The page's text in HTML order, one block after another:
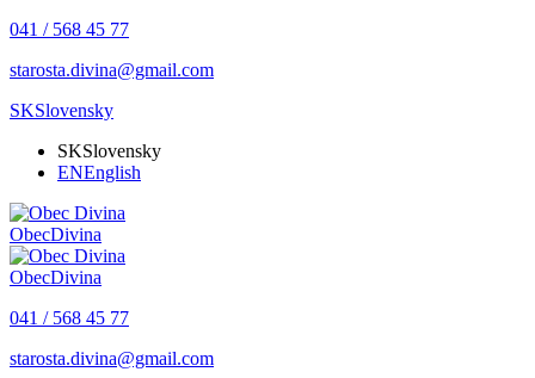
041 / 568 45 77
starosta.divina@gmail.com
SKSlovensky
SKSlovensky
ENEnglish
ObecDivina
ObecDivina
041 / 568 45 77
starosta.divina@gmail.com